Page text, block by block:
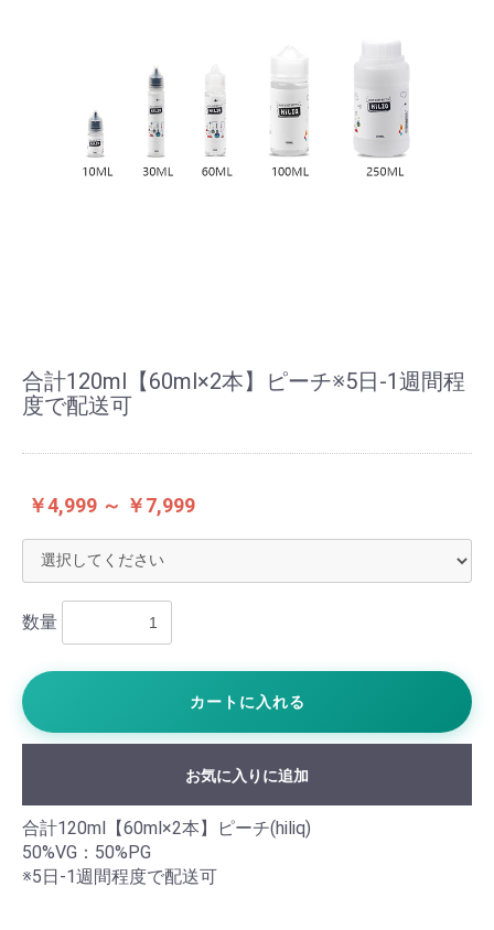
合計120ml【60ml×2本】ピーチ※5日-1週間程
度で配送可
￥4,999 ～ ￥7,999
数量
カートに入れる
お気に入りに追加
合計120ml【60ml×2本】ピーチ(hiliq)
50%VG：50%PG
※5日-1週間程度で配送可